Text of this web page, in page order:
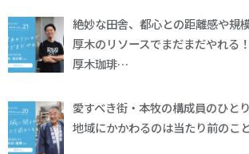
絶妙な田舎、都心との距離感や規
厚木のリソースでまだまだやれる！
厚木珈琲…
愛すべき街・本牧の構成員のひと
地域にかかわるのは当たり前のこ